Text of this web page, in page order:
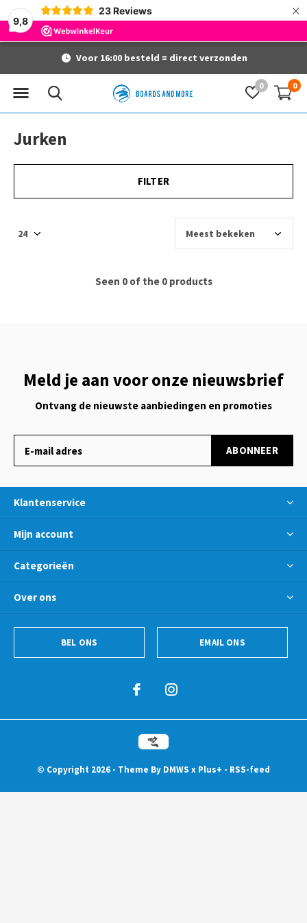
9,8
23 Reviews ×
0 0
Voor 16:00 besteld = direct verzonden
Jurken
FILTER
Seen 0 of the 0 products
Meld je aan voor onze nieuwsbrief
Ontvang de nieuwste aanbiedingen en promoties
ABONNEER
Klantenservice
Mijn account
Categorieën
Over ons
BEL ONS EMAIL ONS
© Copyright 2026 - Theme By DMWS x Plus+ - RSS-feed